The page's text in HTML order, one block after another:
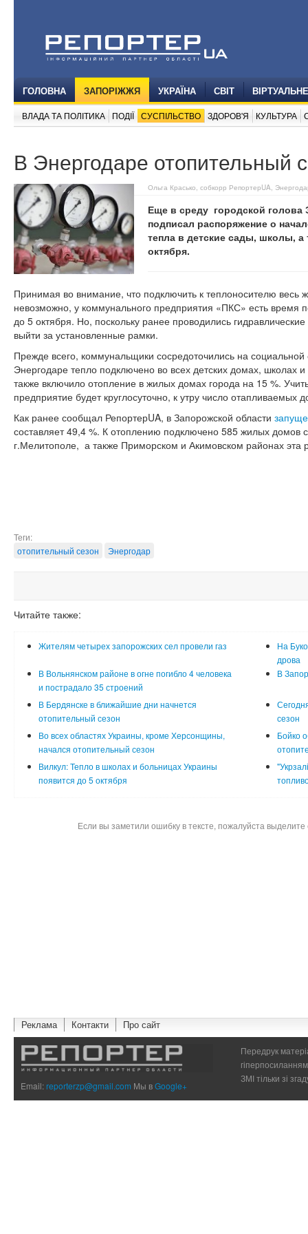
ГОЛОВНА ЗАПОРІЖЖЯ УКРАЇНА СВІТ
ВЛАДА ТА ПОЛІТИКА ПОДІЇ СУСПІЛЬСТВО ЗДОРОВ'Я КУЛЬТУРА
В Энергодаре отопительный
Ольга Красько, собкорр РепортерUA,
Еще в среду городской голова
подписал распоряжение о
тепла в детские сады, школы,
октября.
Принимая во внимание, что подключить к теплоносителю весь
невозможно, у коммунального предприятия «ПКС» есть время
до 5 октября. Но, поскольку ранее проводились
выйти за установленные рамки.
Прежде всего, коммунальщики сосредоточились на
Энергодаре тепло подключено во всех детских домах,
также включило отопление в жилых домах города на 15 %.
предприятие будет круглосуточно, к утру число отапливаемых
Как ранее сообщал РепортерUA, в Запорожской области
составляет 49,4 %. К отоплению подключено 585 жилых домов
г.Мелитополе, а также Приморском и Акимовском районах эта
Теги:
отопительный сезон
Энергодар
Читайте также:
Жителям четырех запорожских сел провели газ
На
дрова
В Вольнянском районе в огне погибло 4 человека
и пострадало 35 строений
В
В Бердянске в ближайшие дни начнется
отопительный сезон
сезон
Во всех областях Украины, кроме Херсонщины,
начался отопительный сезон
Бойко
Вилкул: Тепло в школах и больницах Украины
появится до 5 октября
Если вы заметили ошибку в тексте, пожалуйста
Реклама Контакти Про сайт
Email:reporterzp@gmail.com Мы вGoogle+
Передрук
ЗМІ тільки зі